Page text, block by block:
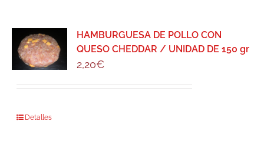
HAMBURGUESA DE POLLO CON
QUESO CHEDDAR / UNIDAD DE 150 gr
2,20€
Detalles